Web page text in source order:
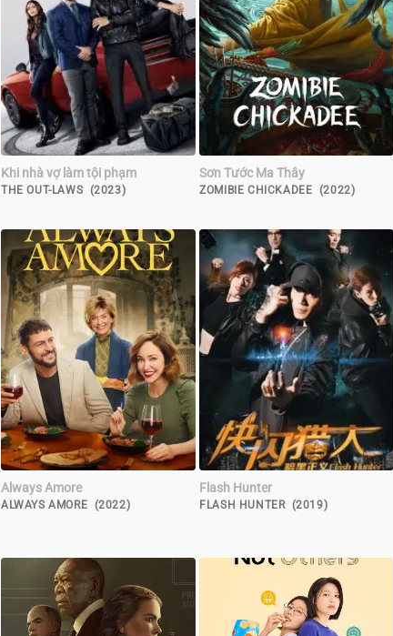
Khi nhà vợ làm tội phạm
THE OUT-LAWS (2023)
Sơn Tước Ma Thây
ZOMIBIE CHICKADEE (2022)
Always Amore
ALWAYS AMORE (2022)
Flash Hunter
FLASH HUNTER (2019)